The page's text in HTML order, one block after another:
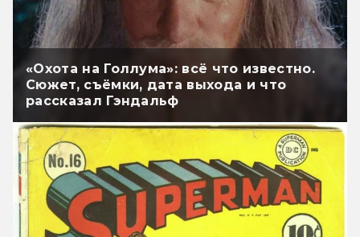
«Охота на Голлума»: всё что известно.
Сюжет, съёмки, дата выхода и что
рассказал Гэндальф